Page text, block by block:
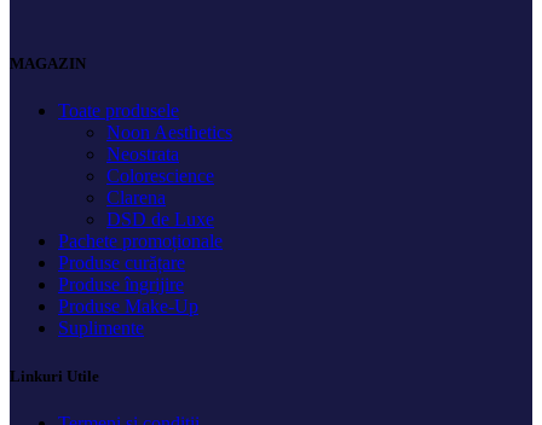
MAGAZIN
Toate produsele
Noon Aesthetics
Neostrata
Colorescience
Clarena
DSD de Luxe
Pachete promoționale
Produse curățare
Produse îngrijire
Produse Make-Up
Suplimente
Linkuri Utile